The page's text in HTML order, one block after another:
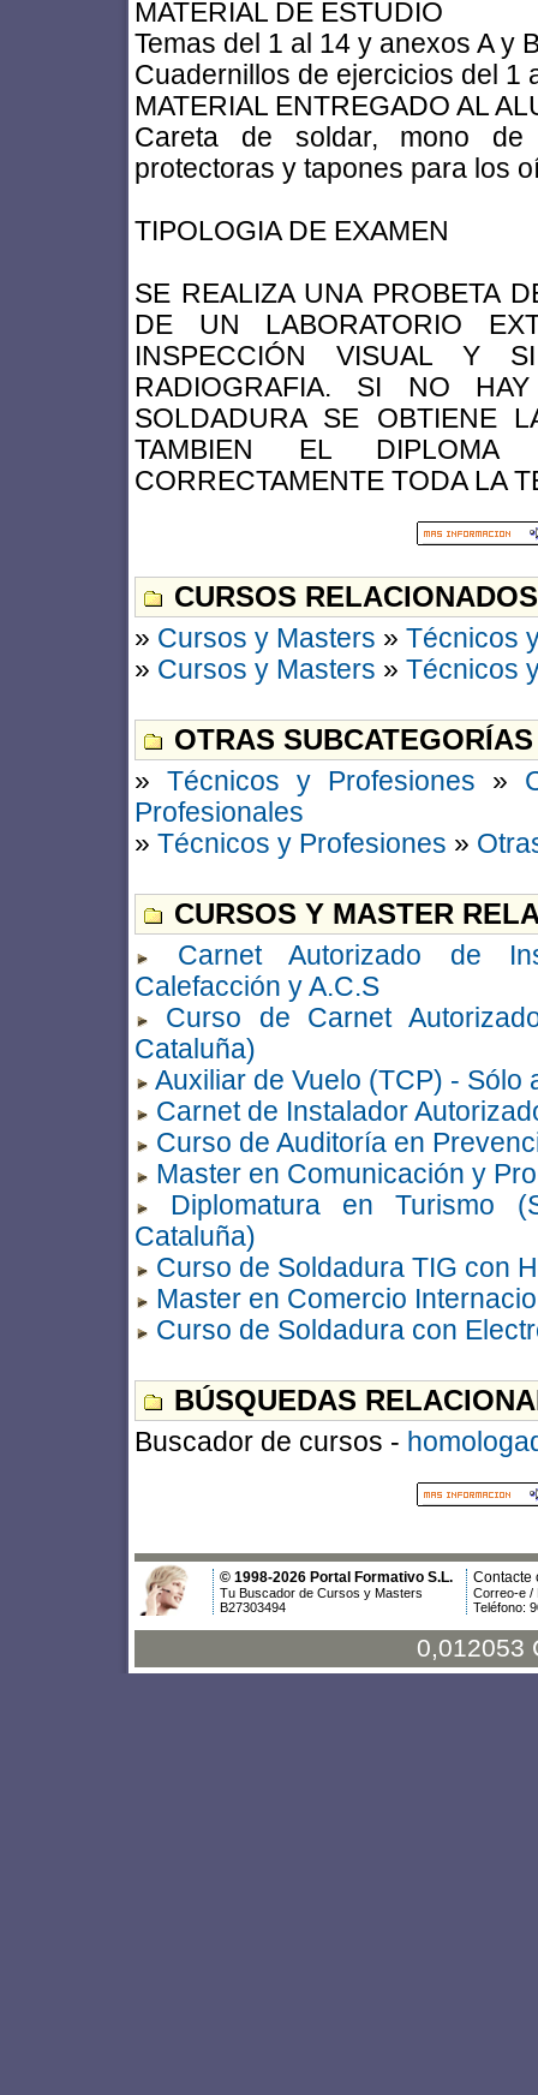
MATERIAL DE ESTUDIO
Temas del 1 al 14 y anexos A y
Cuadernillos de ejercicios del 1
MATERIAL ENTREGADO AL
Careta de soldar, mono de
protectoras y tapones para los
TIPOLOGIA DE EXAMEN
SE REALIZA UNA PROBETA
DE UN LABORATORIO
INSPECCIÓN VISUAL Y
RADIOGRAFIA. SI NO
SOLDADURA SE OBTIENE
TAMBIEN EL
CORRECTAMENTE TODA LA
CURSOS
» Cursos y Masters » Técnicos
» Cursos y Masters » Técnicos
OTRAS
» Técnicos y Profesiones »
Profesionales
» Técnicos y Profesiones »
CURSOS Y MASTER
Carnet Autorizado de
Calefacción y A.C.S
Curso de Carnet
Cataluña)
Auxiliar de Vuelo (TCP) - Sólo
Carnet de Instalador
Curso de Auditoría en
Master en Comunicación y
Diplomatura en Turismo
Cataluña)
Curso de Soldadura TIG con
Master en Comercio
Curso de Soldadura con
BÚSQUEDAS
Buscador de cursos -
© 1998-2026 Portal Formativo S.L.
Tu Buscador de Cursos y Masters
B27303494
Contacte
Correo-e /
Teléfono:
0,012053